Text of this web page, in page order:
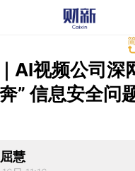
AI视频公司深
” 信息安全问
慧